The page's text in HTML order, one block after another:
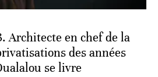
Architecte en chef de la
des années
se livre